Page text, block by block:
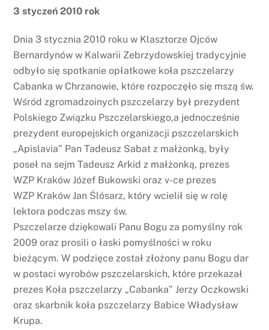
3 styczeń 2010 rok
Dnia 3 stycznia 2010 roku w Klasztorze Ojców
Bernardynów w Kalwarii Zebrzydowskiej tradycyjnie
odbyło się spotkanie opłatkowe koła pszczelarzy
Cabanka w Chrzanowie, które rozpoczęło się mszą św.
Wśród zgromadzoinych pszczelarzy był prezydent
Polskiego Związku Pszczelarskiego,a jednocześnie
prezydent europejskich organizacji pszczelarskich
„Apislavia” Pan Tadeusz Sabat z małżonką, były
poseł na sejm Tadeusz Arkid z małżonką, prezes
WZP Kraków Józef Bukowski oraz v-ce prezes
WZP Kraków Jan Ślósarz, który wcielił się w rolę
lektora podczas mszy św.
Pszczelarze dziękowali Panu Bogu za pomyślny rok
2009 oraz prosili o łaski pomyślności w roku
bieżącym. W podzięce został złożony panu Bogu dar
w postaci wyrobów pszczelarskich, które przekazał
prezes Koła pszczelarzy „Cabanka” Jerzy Oczkowski
oraz skarbnik koła pszczelarzy Babice Władysław
Krupa.